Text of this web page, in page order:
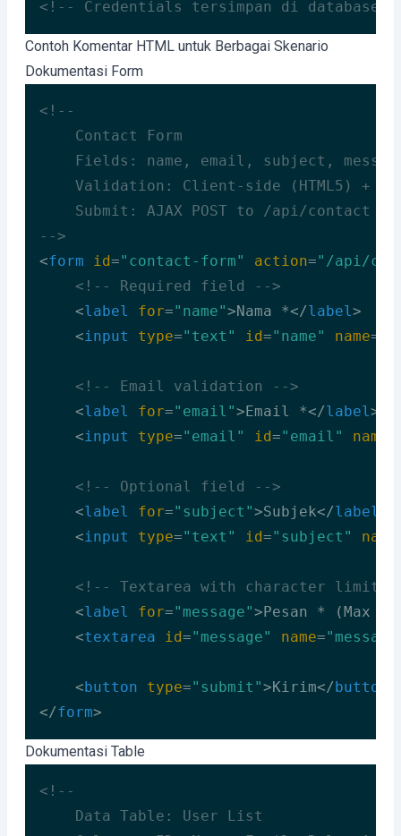
<!-- Credentials tersimpan di database
Code language: HTML, XML ( xml)
Contoh Komentar HTML untuk Berbagai Skenario
Dokumentasi Form
<!--
    Contact Form
Fields: name, email, subject,
Validation: Client-side (HTML5) +
    Submit: AJAX POST to /api/contact
-->
<form id="contact-form" action="/api/
<!-- Required field -->
<label for="name">Nama *</label>
<input type="text" id="name" name=
<!-- Email validation -->
<label for="email">Email *</label>
<input type="email" id="email" name
<!-- Optional field -->
<label for="subject">Subjek</label
<input type="text" id="subject" name
<!-- Textarea with character limit
<label for="message">Pesan * (Max
<textarea id="message" name=
<button type="submit">Kirim</button
</form>
Code language: HTML, XML
Dokumentasi Table
<!--
    Data Table: User List